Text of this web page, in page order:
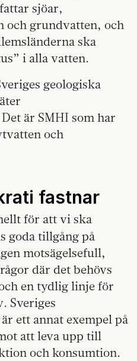
sjöar,
och grundvatten, och
ska
i alla vatten.
geologiska
är SMHI som har
och
fastnar
för att vi ska
goda tillgång på
motsägelsefull,
där det behövs
en tydlig linje för
Sveriges
ett annat exempel på
att leva upp till
och konsumtion.